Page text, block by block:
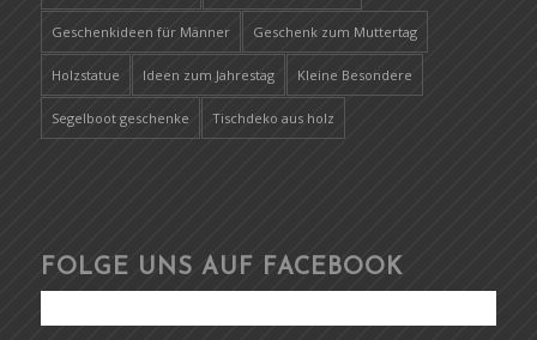
Geschenkideen für Männer Geschenk zum Muttertag
Holzstatue Ideen zum Jahrestag Kleine Besondere
Segelboot geschenke Tischdeko aus holz
FOLGE UNS AUF FACEBOOK